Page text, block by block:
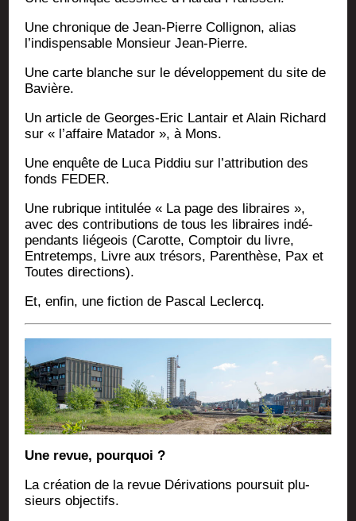
Une chro­nique de Jean-Pierre Col­li­gnon, alias
l’indispensable Mon­sieur Jean-Pierre.
Une carte blanche sur le déve­lop­pe­ment du site de
Bavière.
Un article de Georges-Eric Lan­tair et Alain Richard
sur « l’affaire Mata­dor », à Mons.
Une enquête de Luca Pid­diu sur l’attribution des
fonds FEDER.
Une rubrique inti­tu­lée « La page des libraires »,
avec des contri­bu­tions de tous les libraires indé­
pen­dants lié­geois (Carotte, Comp­toir du livre,
Entre­temps, Livre aux tré­sors, Paren­thèse, Pax et
Toutes directions).
Et, enfin, une fic­tion de Pas­cal Leclercq.
Une revue, pourquoi ?
La créa­tion de la revue Déri­va­tions pour­suit plu­
sieurs objectifs.